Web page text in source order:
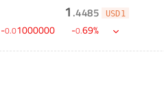
1 .4485 USD1
-0.01000000 -0.69%